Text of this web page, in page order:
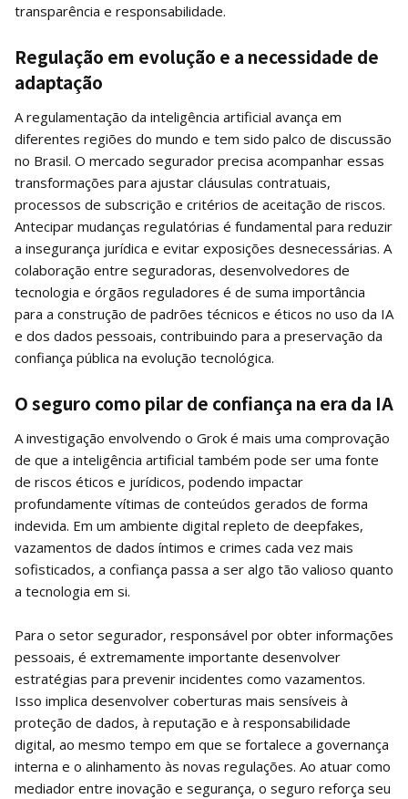
transparência e responsabilidade.
Regulação em evolução e a necessidade de
adaptação
A regulamentação da inteligência artificial avança em
diferentes regiões do mundo e tem sido palco de discussão
no Brasil. O mercado segurador precisa acompanhar essas
transformações para ajustar cláusulas contratuais,
processos de subscrição e critérios de aceitação de riscos.
Antecipar mudanças regulatórias é fundamental para reduzir
a insegurança jurídica e evitar exposições desnecessárias. A
colaboração entre seguradoras, desenvolvedores de
tecnologia e órgãos reguladores é de suma importância
para a construção de padrões técnicos e éticos no uso da IA
e dos dados pessoais, contribuindo para a preservação da
confiança pública na evolução tecnológica.
O seguro como pilar de confiança na era da IA
A investigação envolvendo o Grok é mais uma comprovação
de que a inteligência artificial também pode ser uma fonte
de riscos éticos e jurídicos, podendo impactar
profundamente vítimas de conteúdos gerados de forma
indevida. Em um ambiente digital repleto de deepfakes,
vazamentos de dados íntimos e crimes cada vez mais
sofisticados, a confiança passa a ser algo tão valioso quanto
a tecnologia em si.
Para o setor segurador, responsável por obter informações
pessoais, é extremamente importante desenvolver
estratégias para prevenir incidentes como vazamentos.
Isso implica desenvolver coberturas mais sensíveis à
proteção de dados, à reputação e à responsabilidade
digital, ao mesmo tempo em que se fortalece a governança
interna e o alinhamento às novas regulações. Ao atuar como
mediador entre inovação e segurança, o seguro reforça seu